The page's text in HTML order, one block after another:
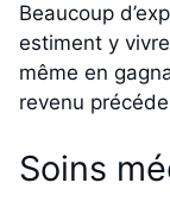
Beaucoup
estiment y
même en
revenu
Soins